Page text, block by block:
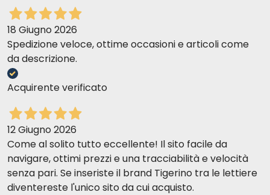
18 Giugno 2026
Spedizione veloce, ottime occasioni e articoli come
da descrizione.
Acquirente verificato
12 Giugno 2026
Come al solito tutto eccellente! Il sito facile da
navigare, ottimi prezzi e una tracciabilità e velocità
senza pari. Se inseriste il brand Tigerino tra le lettiere
diventereste l'unico sito da cui acquisto.